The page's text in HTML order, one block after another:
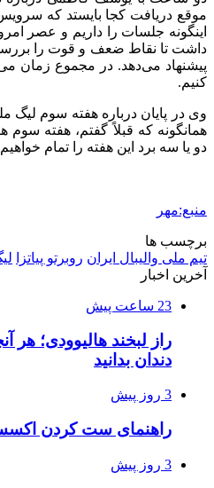
موقع دریافت کجا بایستد که سرویس
اینگونه جلسات را داریم و عصر
داشت تا نقاط ضعف و قوت را بررسی
پیشنهاد می‌دهد. در مجموع زمان
کنیم.
وی در پایان درباره هفته سوم لیگ
همانگونه که قبلاً گفتم، هفته سوم
دو یا سه برد این هفته را تمام
منبع:مهر
برچسب ها
تیم ملی والیبال ایران روبرتو پیاتزا
آخرین اخبار
23 ساعت پیش
راز لبخند هالیوودی؛ هر
دندان بدانید
3 روز پیش
راهنمای ست کردن
3 روز پیش